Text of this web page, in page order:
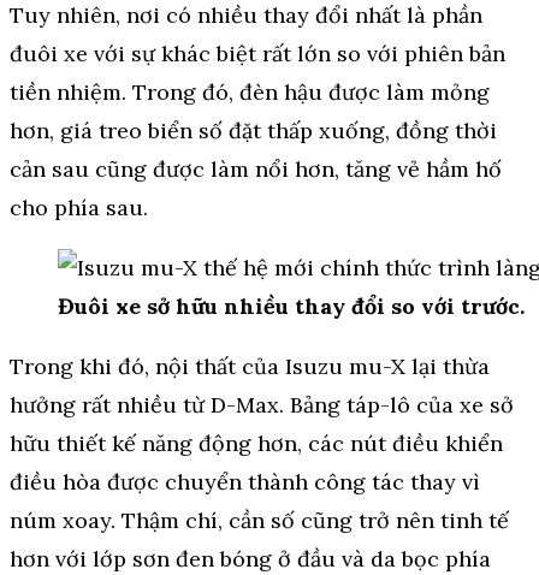
Tuy nhiên, nơi có nhiều thay đổi nhất là phần
đuôi xe với sự khác biệt rất lớn so với phiên bản
tiền nhiệm. Trong đó, đèn hậu được làm mỏng
hơn, giá treo biển số đặt thấp xuống, đồng thời
cản sau cũng được làm nổi hơn, tăng vẻ hầm hố
cho phía sau.
Đuôi xe sở hữu nhiều thay đổi so với trước.
Trong khi đó, nội thất của Isuzu mu-X lại thừa
hưởng rất nhiều từ D-Max. Bảng táp-lô của xe sở
hữu thiết kế năng động hơn, các nút điều khiển
điều hòa được chuyển thành công tác thay vì
núm xoay. Thậm chí, cần số cũng trở nên tinh tế
hơn với lớp sơn đen bóng ở đầu và da bọc phía